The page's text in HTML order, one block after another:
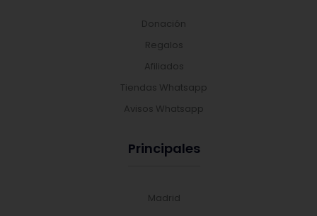
Donación
Regalos
Afiliados
Tiendas Whatsapp
Avisos Whatsapp
Principales
Madrid